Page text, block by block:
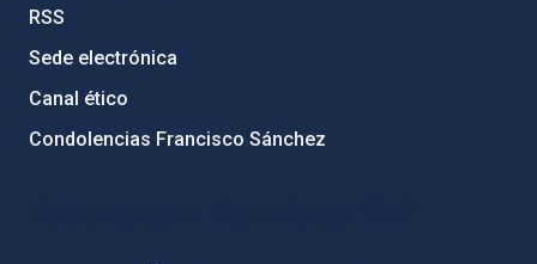
RSS
Sede electrónica
Canal ético
Condolencias Francisco Sánchez